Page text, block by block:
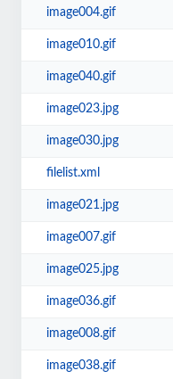
image004.gif
image010.gif
image040.gif
image023.jpg
image030.jpg
filelist.xml
image021.jpg
image007.gif
image025.jpg
image036.gif
image008.gif
image038.gif